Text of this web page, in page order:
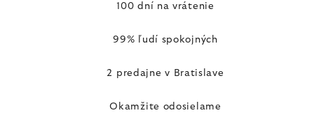
100 dní na vrátenie
99% ľudí spokojných
2 predajne v Bratislave
Okamžite odosielame